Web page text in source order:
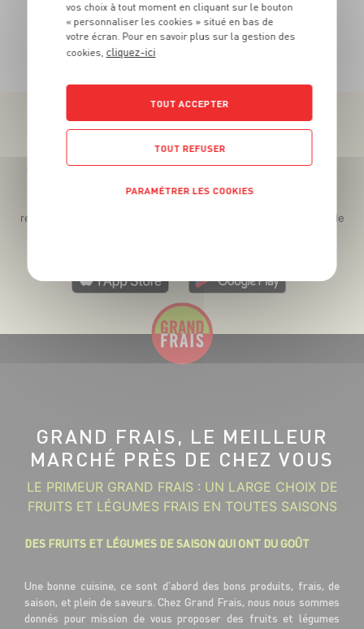
TOUTES NOS PROMOTIONS
Téléchargez l’App pour profiter d’offres exclusives !
recettes gourmandes, des jeux inédits... le tout dans une seule
GRAND FRAIS, LE MEILLEUR
MARCHÉ PRÈS DE CHEZ VOUS
LE PRIMEUR GRAND FRAIS : UN LARGE CHOIX DE
FRUITS ET LÉGUMES FRAIS EN TOUTES SAISONS
DES FRUITS ET LÉGUMES DE SAISON QUI ONT DU GOÛT
Une bonne cuisine, ce sont d’abord des bons produits, frais, de
saison, et plein de saveurs. Chez Grand Frais, nous nous sommes
donnés pour mission de vous proposer des fruits et légumes
vos choix à tout moment en cliquant sur le bouton
« personnaliser les cookies » situé en bas de
votre écran. Pour en savoir plus sur la gestion des
cookies, cliquez-ici
TOUT ACCEPTER
TOUT REFUSER
PARAMÉTRER LES COOKIES